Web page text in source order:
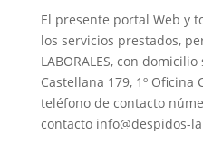
El presente portal Web y
los servicios prestados,
LABORALES, con
Castellana 179, 1º Oficina
teléfono de contacto
contacto info@despidos-